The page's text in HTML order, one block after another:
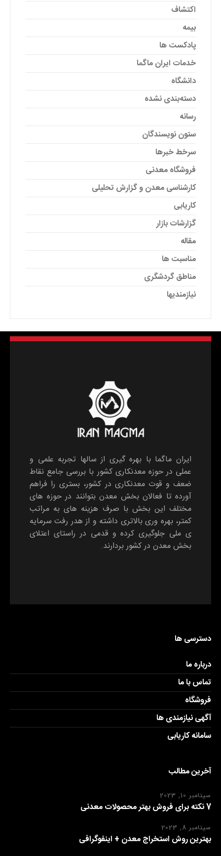
اکتشاف
بیمه
پادکست ها
خدمات ایران ماگما
دانشگاه
دسته‌بندی نشده
رسانه
ستون نویسندگان
سرخط خبرها
فروشگاه معدنی
کارشناسی معدن و گزارش تحلیلی
کاریابی
گزارشات بازار
مقاله
مناسبت ها
مناطق گردشگری
نیازمندیها
ایران ماگما با بهره گیری از سالها تجربه علمی و
عملی در حوزه معدنکاری کشور با بررسی جامع نقاط
ضعف و قوت معدنکاری در کشور، بستری را فراهم
آورده تا فعالان بخش معدن بتوانند در حوزه های
مختلف این بخش با صرف هزینه های به مراتب
کمتر، بهره وری بالاتری داشته و از هدر رفت سرمایه
ی ملی جلوگیری کرده و قدمی در راستای اعتلای
بخش معدن در کشور بردارند.
دسترسی ها
درباره ما
تماس با ما
فروشگاه
آگهی نیازمندی ها
سامانه کاریابی
آخرین مطالب
سپتامبر 10, 2023
7 نکته برای فروش بهتر محصولات معدنی
سپتامبر 8, 2023
بهترین روش استخراج معدن + اینفوگرافی